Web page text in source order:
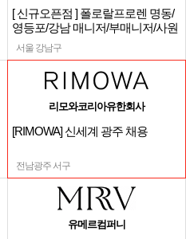
[ 신규오픈점 ] 폴로랄프로렌 명동/
영등포/강남 매니저/부매니저/사원
서울 강남구
리모와코리아유한회사
[RIMOWA] 신세계 광주 채용
전남광주 서구
유메르컴퍼니